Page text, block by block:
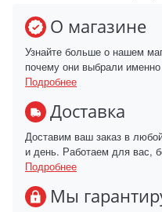
О магазине
Узнайте больше о нашем
почему они выбрали
Подробнее
Доставка
Доставим ваш заказ в
и день. Работаем для вас,
Подробнее
Мы